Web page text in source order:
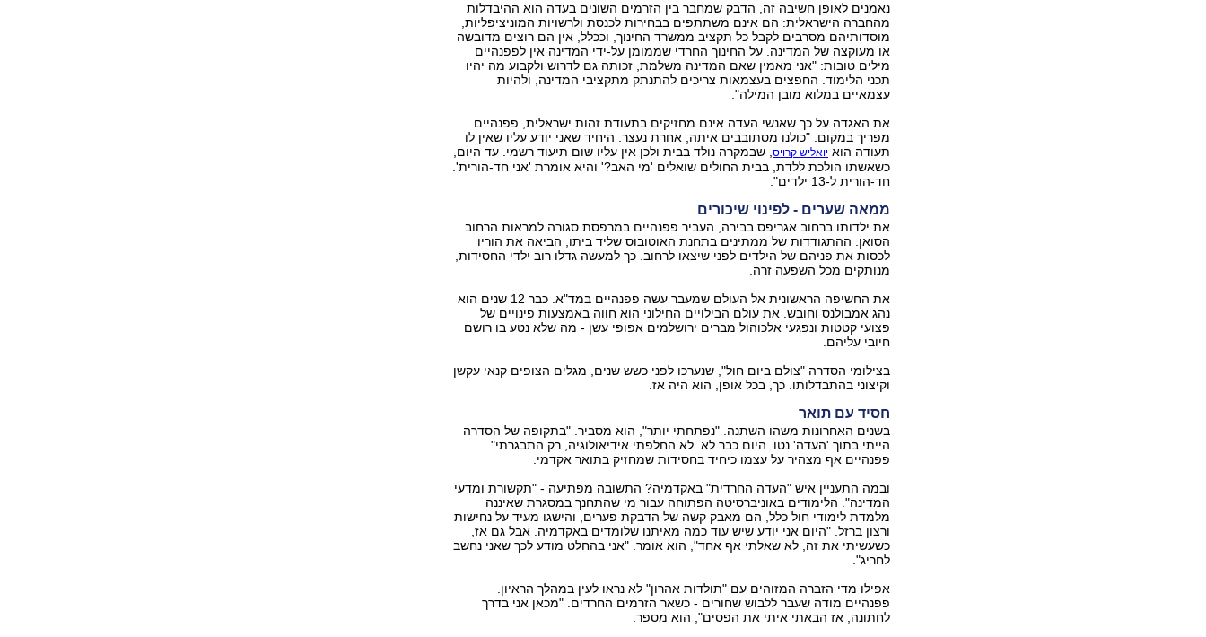
נאמנים לאופן חשיבה זה, הדבק שמחבר בין הזרמים השונים בעדה הוא ההיבדלות
מהחברה הישראלית: הם אינם משתתפים בבחירות לכנסת ולרשויות המוניציפליות,
מוסדותיהם מסרבים לקבל כל תקציב ממשרד החינוך, וככלל, אין הם רוצים מדובשה
או מעוקצה של המדינה. על החינוך החרדי שממומן על-ידי המדינה אין לפפנהיים
מילים טובות: "אני מאמין שאם המדינה משלמת, זכותה גם לדרוש ולקבוע מה יהיו
תכני הלימוד. החפצים בעצמאות צריכים להתנתק מתקציבי המדינה, ולהיות
עצמאיים במלוא מובן המילה".
את האגדה על כך שאנשי העדה אינם מחזיקים בתעודת זהות ישראלית, פפנהיים
מפריך במקום. "כולנו מסתובבים איתה, אחרת נעצר. היחיד שאני יודע עליו שאין לו
תעודה הוא יואליש קרויס, שבמקרה נולד בבית ולכן אין עליו שום תיעוד רשמי. עד היום,
כשאשתו הולכת ללדת, בבית החולים שואלים 'מי האב?' והיא אומרת 'אני חד-הורית'.
חד-הורית ל-13 ילדים".
ממאה שערים - לפינוי שיכורים
את ילדותו ברחוב אגריפס בבירה, העביר פפנהיים במרפסת סגורה למראות הרחוב
הסואן. ההתגודדות של ממתינים בתחנת האוטובוס שליד ביתו, הביאה את הוריו
לכסות את פניהם של הילדים לפני שיצאו לרחוב. כך למעשה גדלו רוב ילדי החסידות,
מנותקים מכל השפעה זרה.
את החשיפה הראשונית אל העולם שמעבר עשה פפנהיים במד"א. כבר 12 שנים הוא
נהג אמבולנס וחובש. את עולם הבילויים החילוני הוא חווה באמצעות פינויים של
פצועי קטטות ונפגעי אלכוהול מברים ירושלמים אפופי עשן - מה שלא נטע בו רושם
חיובי עליהם.
בצילומי הסדרה "צולם ביום חול", שנערכו לפני כשש שנים, מגלים הצופים קנאי עקשן
וקיצוני בהתבדלותו. כך, בכל אופן, הוא היה אז.
חסיד עם תואר
בשנים האחרונות משהו השתנה. "נפתחתי יותר", הוא מסביר. "בתקופה של הסדרה
הייתי בתוך 'העדה' נטו. היום כבר לא. לא החלפתי אידיאולוגיה, רק התבגרתי".
פפנהיים אף מצהיר על עצמו כיחיד בחסידות שמחזיק בתואר אקדמי.
ובמה התעניין איש "העדה החרדית" באקדמיה? התשובה מפתיעה - "תקשורת ומדעי
המדינה". הלימודים באוניברסיטה הפתוחה עבור מי שהתחנך במסגרת שאיננה
מלמדת לימודי חול כלל, הם מאבק קשה של הדבקת פערים, והישגו מעיד על נחישות
ורצון ברזל. "היום אני יודע שיש עוד כמה מאיתנו שלומדים באקדמיה. אבל גם אז,
כשעשיתי את זה, לא שאלתי אף אחד", הוא אומר. "אני בהחלט מודע לכך שאני נחשב
לחריג".
אפילו מדי הזברה המזוהים עם "תולדות אהרון" לא נראו לעין במהלך הראיון.
פפנהיים מודה שעבר ללבוש שחורים - כשאר הזרמים החרדים. "מכאן אני בדרך
לחתונה, אז הבאתי איתי את הפסים", הוא מספר.